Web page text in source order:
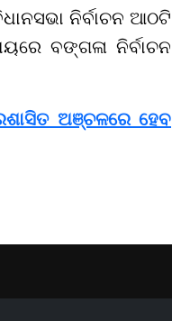
ନିର୍ବାଚନ ଆଠଟି
ବଙ୍ଗଳା ନିର୍ବାଚନ
ଅଞ୍ଚଳରେ ହେବ